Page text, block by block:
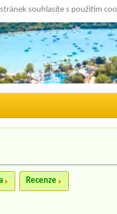
souhlasíte s použitím
Recenze